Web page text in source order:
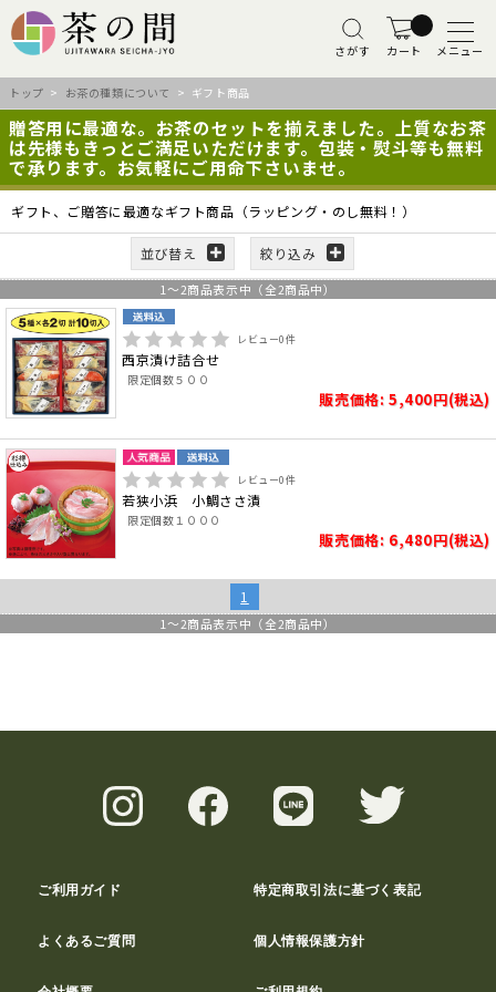
さがす カート メニュー
トップ > お茶の種類について > ギフト商品
贈答用に最適な。お茶のセットを揃えました。上質なお茶
は先様もきっとご満足いただけます。包装・熨斗等も無料
で承ります。お気軽にご用命下さいませ。
ギフト、ご贈答に最適なギフト商品（ラッピング・のし無料！）
並び替え 絞り込み
1 ～2商品表示中（全2商品中）
レビュー0件
西京漬け詰合せ
限定個数５００
販売価格: 5,400円(税込)
レビュー0件
若狭小浜 小鯛ささ漬
限定個数１０００
販売価格: 6,480円(税込)
1
1 ～2商品表示中（全2商品中）
ご利用ガイド 特定商取引法に基づく表記
よくあるご質問 個人情報保護方針